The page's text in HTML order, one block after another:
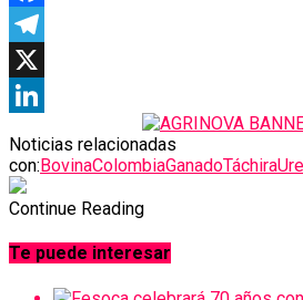
Facebook
Telegram
X
Noticias relacionadas
con:BovinaColombiaGanadoTáchira
Continue Reading
Te puede interesar